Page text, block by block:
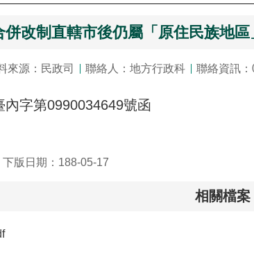
改制直轄市後仍屬「原住民族地區
來源：民政司 聯絡人：地方行政科 聯絡資訊
字第0990034649號函
下版日期：188-05-17
相關檔案